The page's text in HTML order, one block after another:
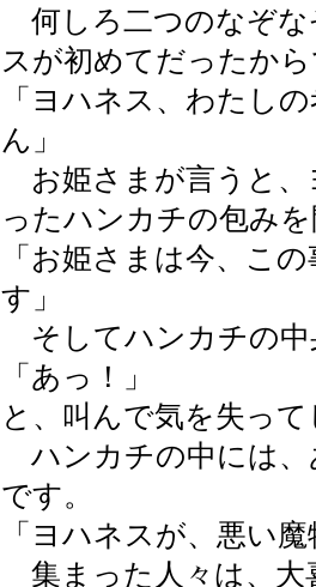
何しろ二つのなぞな
スが初めてだったか
「ヨハネス、わたし
ん」
お姫さまが言うと、
ったハンカチの包み
「お姫さまは今、こ
す」
そしてハンカチの中
「あっ！」
と、叫んで気を失っ
ハンカチの中には、
です。
「ヨハネスが、悪い
集まった人々は、大